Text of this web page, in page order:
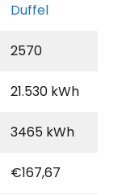
Duffel
2570
21.530 kWh
3465 kWh
€167,67